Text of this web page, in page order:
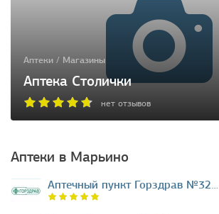
Аптеки / Магазины
Аптека Столички
нет отзывов
Аптеки в Марьино
Аптечный пункт Горздрав №32…